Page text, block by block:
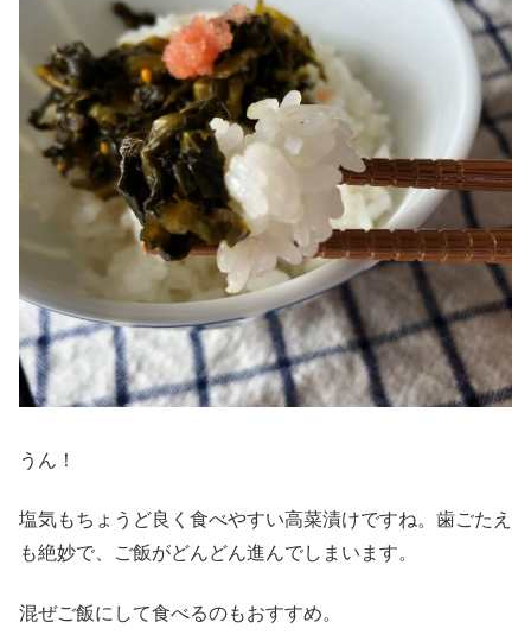
うん！
塩気もちょうど良く食べやすい高菜漬けですね。歯ごたえ
も絶妙で、ご飯がどんどん進んでしまいます。
混ぜご飯にして食べるのもおすすめ。